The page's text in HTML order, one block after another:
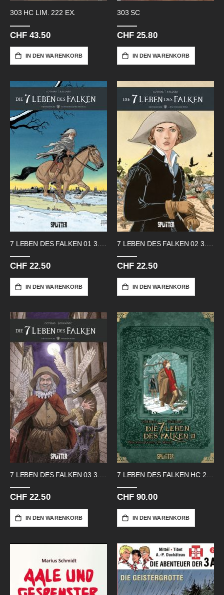
303 HC LIM. 222 EX.
CHF 43.50
IN DEN WARENKORB
303 SC
CHF 25.80
IN DEN WARENKORB
CHF 22.50
IN DEN WARENKORB
CHF 22.50
IN DEN WARENKORB
CHF 22.50
IN DEN WARENKORB
CHF 90.00
IN DEN WARENKORB